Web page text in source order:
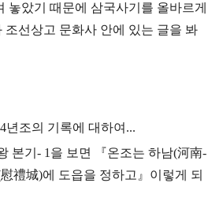
놓았기 때문에 삼국사기를 올바르게
조선상고 문화사 안에 있는 글을 봐
년조의 기록에 대하여...
본기- 1을 보면
『온조는 하남(河南-
禮城)에 도읍을 정하고』이렇게 되